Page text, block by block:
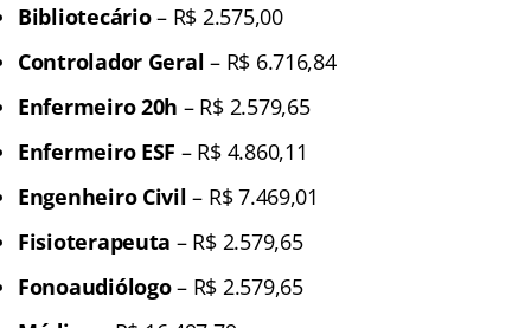
Bibliotecário– R$ 2.575,00
Controlador Geral – R$ 6.716,84
Enfermeiro 20h – R$ 2.579,65
Enfermeiro ESF – R$ 4.860,11
Engenheiro Civil – R$ 7.469,01
Fisioterapeuta – R$ 2.579,65
Fonoaudiólogo– R$ 2.579,65